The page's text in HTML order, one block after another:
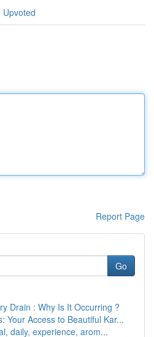
Upvoted
Report Page
Go
Drain : Why Is It Occurring ?
Your Access to Beautiful Kar...
daily, experience, arom...